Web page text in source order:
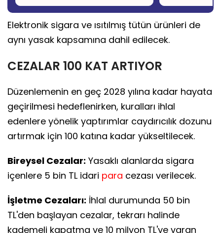
Elektronik sigara ve ısıtılmış tütün ürünleri de
aynı yasak kapsamına dahil edilecek.
CEZALAR 100 KAT ARTIYOR
Düzenlemenin en geç 2028 yılına kadar hayata
geçirilmesi hedeflenirken, kuralları ihlal
edenlere yönelik yaptırımlar caydırıcılık dozunu
artırmak için 100 katına kadar yükseltilecek.
Bireysel Cezalar: Yasaklı alanlarda sigara
içenlere 5 bin TL idari para cezası verilecek.
İşletme Cezaları: İhlal durumunda 50 bin
TL'den başlayan cezalar, tekrarı halinde
kademeli kapatma ve 10 milyon TL'ye varan